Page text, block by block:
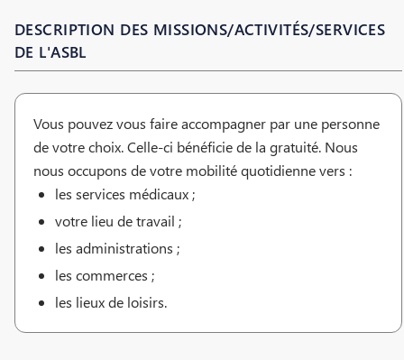
DESCRIPTION DES MISSIONS/ACTIVITÉS/SERVICES
DE L'ASBL
Vous pouvez vous faire accompagner par une personne
de votre choix. Celle-ci bénéficie de la gratuité. Nous
nous occupons de votre mobilité quotidienne vers :
les services médicaux ;
votre lieu de travail ;
les administrations ;
les commerces ;
les lieux de loisirs.